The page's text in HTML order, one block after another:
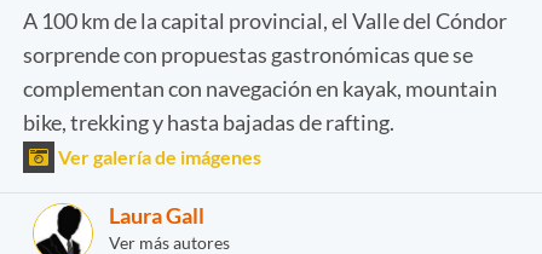
A 100 km de la capital provincial, el Valle del Cóndor
sorprende con propuestas gastronómicas que se
complementan con navegación en kayak, mountain
bike, trekking y hasta bajadas de rafting.
Ver galería de imágenes
Laura Gall
Ver más autores